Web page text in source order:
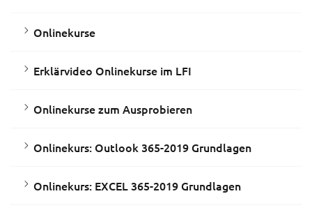
Onlinekurse
Erklärvideo Onlinekurse im LFI
Onlinekurse zum Ausprobieren
Onlinekurs: Outlook 365-2019 Grundlagen
Onlinekurs: EXCEL 365-2019 Grundlagen